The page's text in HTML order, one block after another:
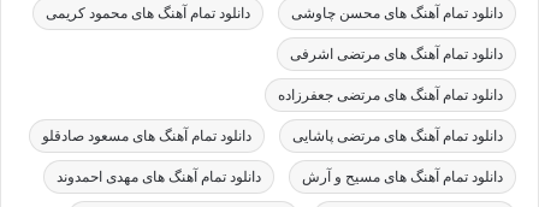
دانلود تمام آهنگ های محسن چاوشی دانلود تمام آهنگ های محمود کریمی
دانلود تمام آهنگ های مرتضی اشرفی
دانلود تمام آهنگ های مرتضی جعفرزاده
دانلود تمام آهنگ های مرتضی پاشایی دانلود تمام آهنگ های مسعود صادقلو
دانلود تمام آهنگ های مسیح و آرش دانلود تمام آهنگ های مهدی احمدوند